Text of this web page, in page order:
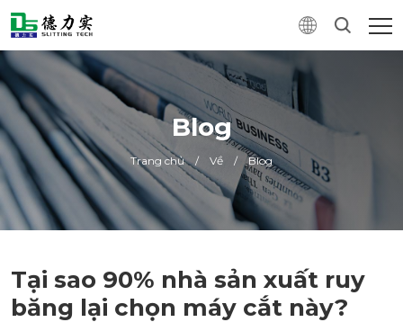
Blog
Trang chủ / Về / Blog
Tại sao 90% nhà sản xuất ruy
băng lại chọn máy cắt này?